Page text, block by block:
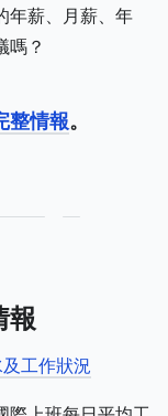
年薪、月薪、年
嗎？
整情報。
報
工作狀況